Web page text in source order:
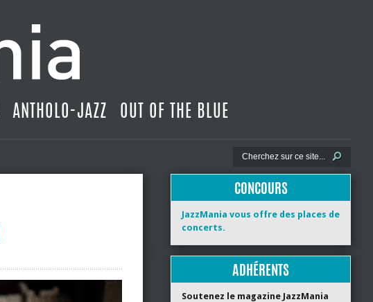
ANTHOLO-JAZZ OUT OF THE BLUE
CONCOURS
JazzMania vous offre des places de
concerts.
ADHÉRENTS
Soutenez le magazine JazzMania